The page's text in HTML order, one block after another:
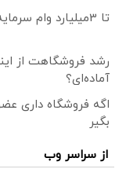
تا 3میلیارد وام سرمایه در گردش فروشندگان
رشد فروشگاهت از
آماده‌ای؟
بگیر
از سراسر وب